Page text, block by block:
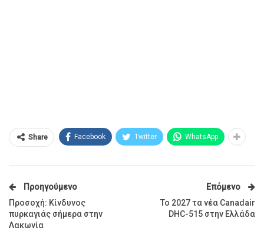
Share Facebook Twitter WhatsApp
Προηγούμενο
Προσοχή: Κίνδυνος
πυρκαγιάς σήμερα στην
Λακωνία
Επόμενο
Το 2027 τα νέα Canadair
DHC-515 στην Ελλάδα